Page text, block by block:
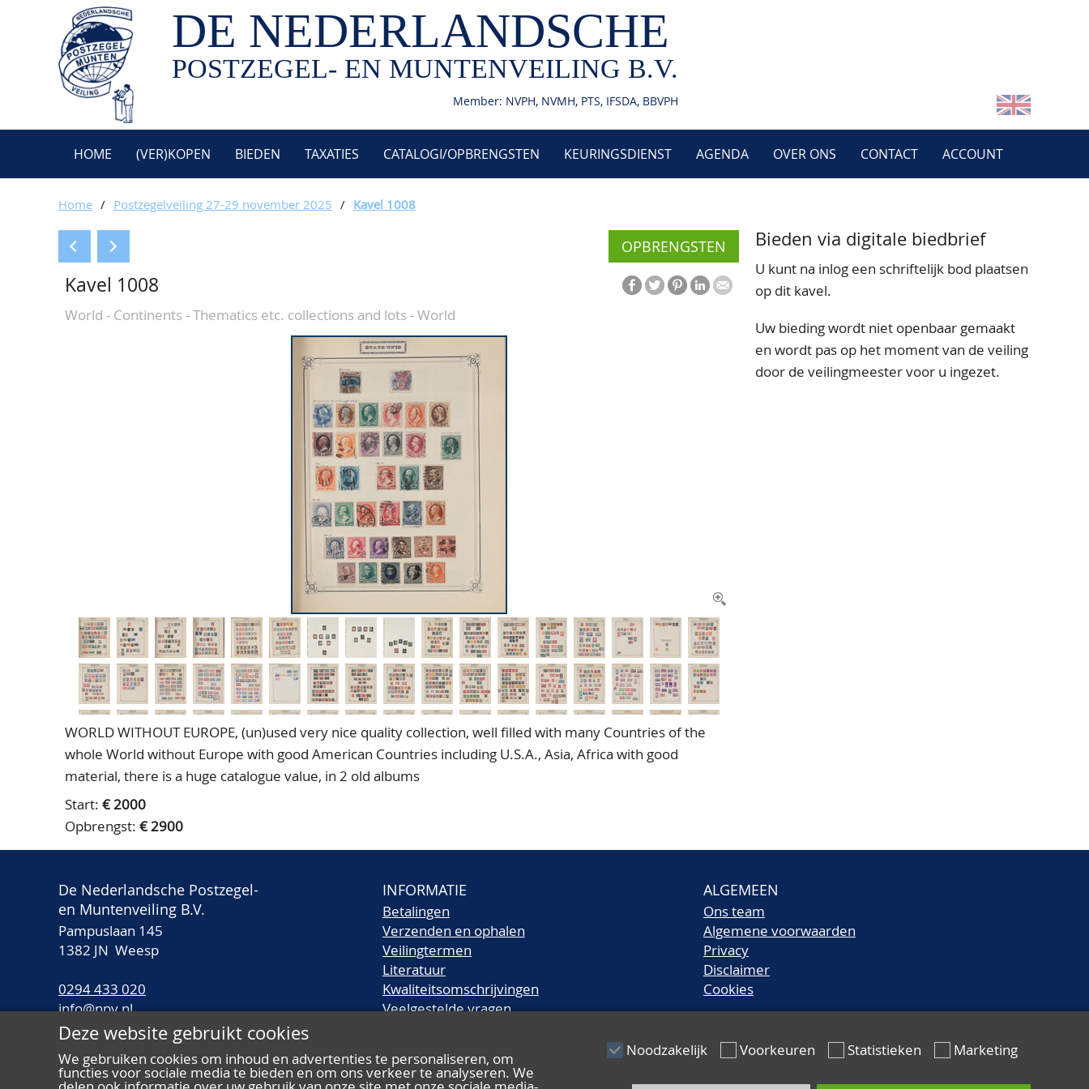
DE NEDERLANDSCHE
POSTZEGEL- EN MUNTENVEILING B.V.
Member: NVPH, NVMH, PTS, IFSDA, BBVPH
HOME (VER)KOPEN BIEDEN TAXATIES CATALOGI/OPBRENGSTEN KEURINGSDIENST AGENDA OVER ONS CONTACT ACCOUNT
Home / Postzegelveiling 27-29 november 2025 / Kavel 1008
OPBRENGSTEN
Kavel 1008
World - Continents - Thematics etc. collections and lots - World
WORLD WITHOUT EUROPE, (un)used very nice quality collection, well filled with many Countries of the
whole World without Europe with good American Countries including U.S.A., Asia, Africa with good
material, there is a huge catalogue value, in 2 old albums
Start: € 2000
Opbrengst: € 2900
Bieden via digitale biedbrief
U kunt na inlog een schriftelijk bod plaatsen
op dit kavel.
Uw bieding wordt niet openbaar gemaakt
en wordt pas op het moment van de veiling
door de veilingmeester voor u ingezet.
De Nederlandsche Postzegel-
en Muntenveiling B.V.
Pampuslaan 145
1382 JN Weesp
0294 433 020
info@npv.nl
Openingstijden:
Maandag t/m vrijdag van 10.00 tot 16.00 uur
INFORMATIE
Betalingen
Verzenden en ophalen
Veilingtermen
Literatuur
Kwaliteitsomschrijvingen
Veelgestelde vragen
ALGEMEEN
Ons team
Algemene voorwaarden
Privacy
Disclaimer
Cookies
Deze website gebruikt cookies
We gebruiken cookies om inhoud en advertenties te personaliseren, om
functies voor sociale media te bieden en om ons verkeer te analyseren. We
Noodzakelijk Voorkeuren Statistieken Marketing